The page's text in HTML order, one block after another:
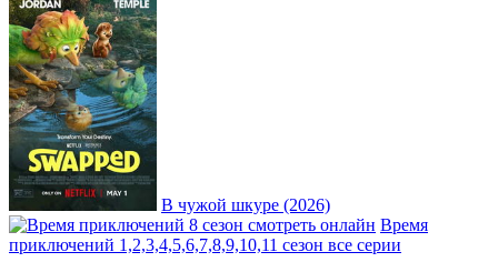
В чужой шкуре (2026)
Время
приключений 1,2,3,4,5,6,7,8,9,10,11 сезон все серии